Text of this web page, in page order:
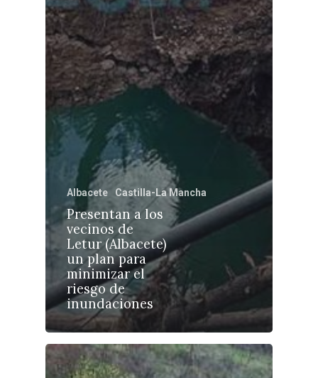
Albacete Castilla-La Mancha
Presentan a los
vecinos de
Letur (Albacete)
un plan para
minimizar el
riesgo de
inundaciones
Castilla-La
Toledo
Ciudad Real
Albacete
Cuenca
Guadalajara
Sanidad
Economía
Educación
Cultura